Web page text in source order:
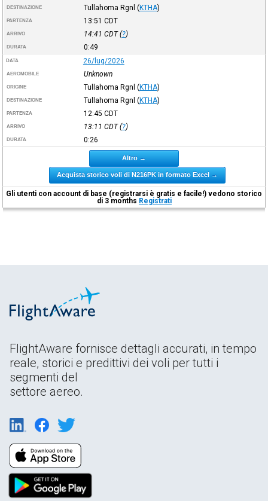
DESTINAZIONE Tullahoma Rgnl (KTHA)
PARTENZA 13:51 CDT
ARRIVO 14:41 CDT(?)
DURATA 0:49
DATA 26/lug/2026
AEROMOBILE Unknown
ORIGINE Tullahoma Rgnl (KTHA)
DESTINAZIONE Tullahoma Rgnl (KTHA)
PARTENZA 12:45 CDT
ARRIVO 13:11 CDT(?)
DURATA 0:26
Altro →
Acquista storico voli di N216PK in formato Excel →
Gli utenti con account di base (registrarsi è gratis e facile!) vedono storico
di 3 months Registrati
FlightAware fornisce dettagli accurati, in tempo
reale, storici e predittivi dei voli per tutti i
segmenti del
settore aereo.